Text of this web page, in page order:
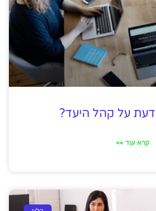
על קהל היעד?
קרא עוד >>